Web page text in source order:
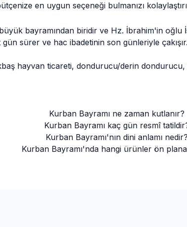
en uygun seçeneği bulmanızı
bayramından biridir ve Hz. İbrahim'in oğlu
gün sürer ve hac ibadetinin son günleriyle
hayvan ticareti, dondurucu/derin dondurucu,
Kurban Bayramı ne zaman kutlanır?
Kurban Bayramı kaç gün resmî
Kurban Bayramı'nın dini anlamı nedir?
Kurban Bayramı'nda hangi ürünler ön plana